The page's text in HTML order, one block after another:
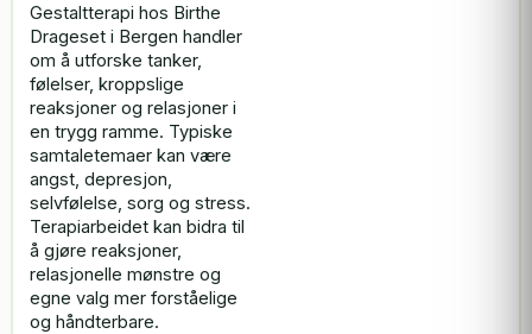
Gestaltterapi hos Birthe
Drageset i Bergen handler
om å utforske tanker,
følelser, kroppslige
reaksjoner og relasjoner i
en trygg ramme. Typiske
samtaletemaer kan være
angst, depresjon,
selvfølelse, sorg og stress.
Terapiarbeidet kan bidra til
å gjøre reaksjoner,
relasjonelle mønstre og
egne valg mer forståelige
og håndterbare.